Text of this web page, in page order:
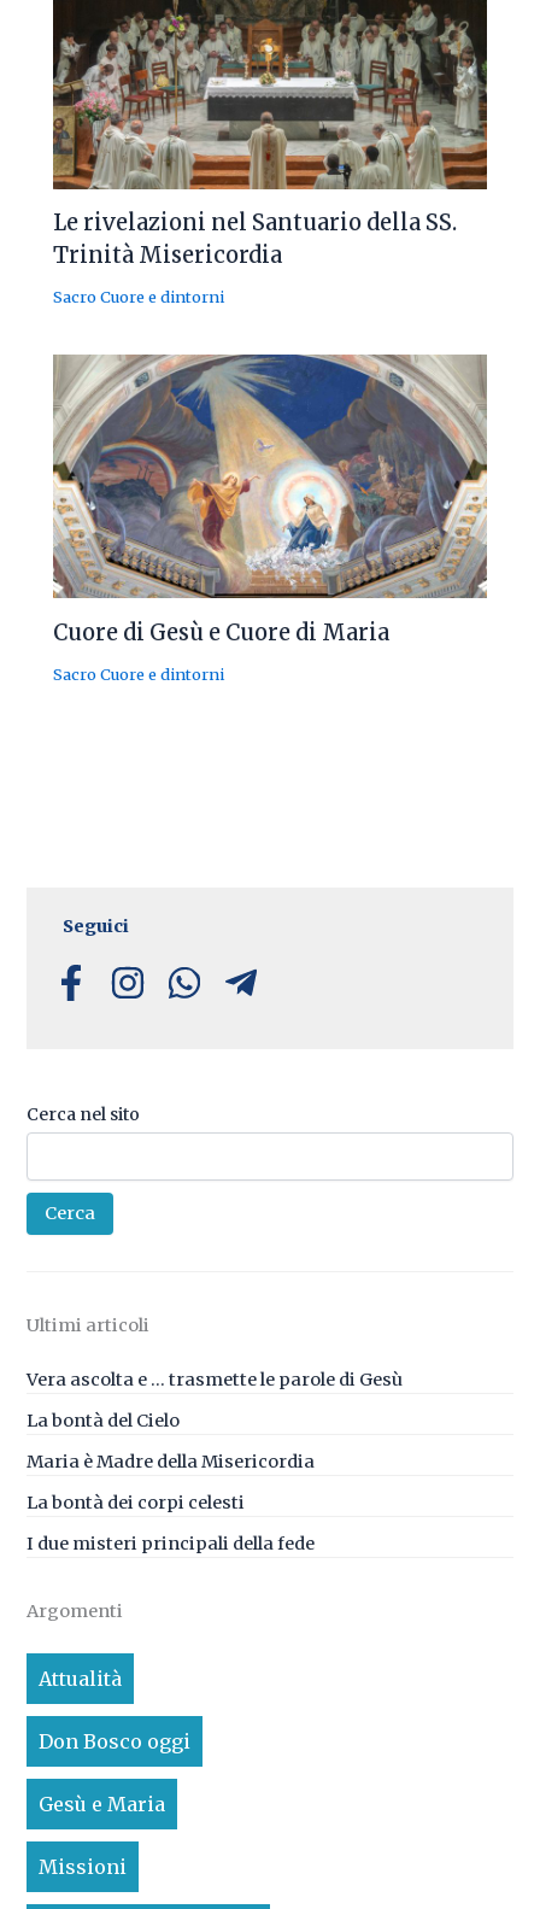
Le rivelazioni nel Santuario della SS.
Trinità Misericordia
Sacro Cuore e dintorni
Cuore di Gesù e Cuore di Maria
Sacro Cuore e dintorni
Seguici
Cerca nel sito
Cerca
Ultimi articoli
Vera ascolta e … trasmette le parole di Gesù
La bontà del Cielo
Maria è Madre della Misericordia
La bontà dei corpi celesti
I due misteri principali della fede
Argomenti
Attualità
Don Bosco oggi
Gesù e Maria
Missioni